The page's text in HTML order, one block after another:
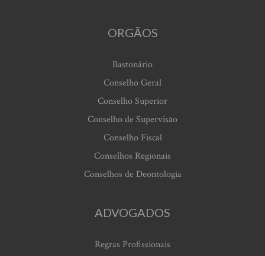
ORGÃOS
Bastonário
Conselho Geral
Conselho Superior
Conselho de Supervisão
Conselho Fiscal
Conselhos Regionais
Conselhos de Deontologia
ADVOGADOS
Regras Profissionais